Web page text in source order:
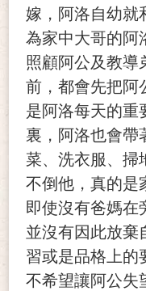
嫁，阿洛自幼就
為家中大哥的阿
照顧阿公及教導
前，都會先把阿
是阿洛每天的重
裏，阿洛也會帶
菜、洗衣服、
不倒他，真的是
即使沒有爸媽在
並沒有因此放棄
習或是品格上的
不希望讓阿公失